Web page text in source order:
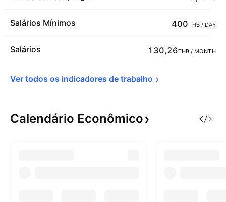
Salários Mínimos 400THB / DAY
Salários 130,26THB / MONTH
Ver todos os indicadores de trabalho
Calendário Econômico